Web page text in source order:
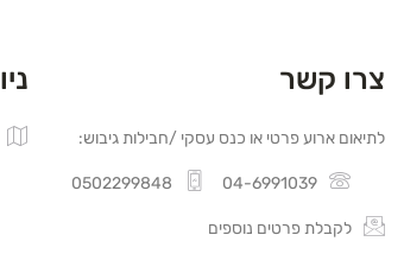
צרו קשר
לתיאום ארוע פרטי או כנס עסקי /חבילות גיבוש:
04-6991039
0502299848
לקבלת פרטים נוספים